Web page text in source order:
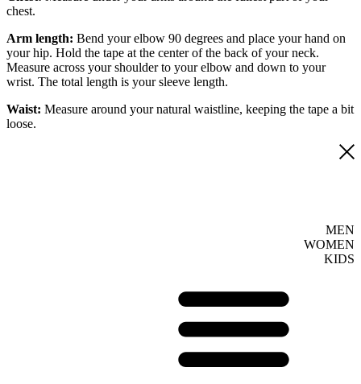
chest.
Arm length: Bend your elbow 90 degrees and place your hand on
your hip. Hold the tape at the center of the back of your neck.
Measure across your shoulder to your elbow and down to your
wrist. The total length is your sleeve length.
Waist: Measure around your natural waistline, keeping the tape a bit
loose.
MEN
WOMEN
KIDS